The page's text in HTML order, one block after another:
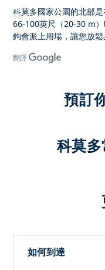
科莫多國家公園的北部
66-100英尺（20-30 m
鉤會派上用場，讓您放鬆
翻譯
預訂
科莫
如何到達